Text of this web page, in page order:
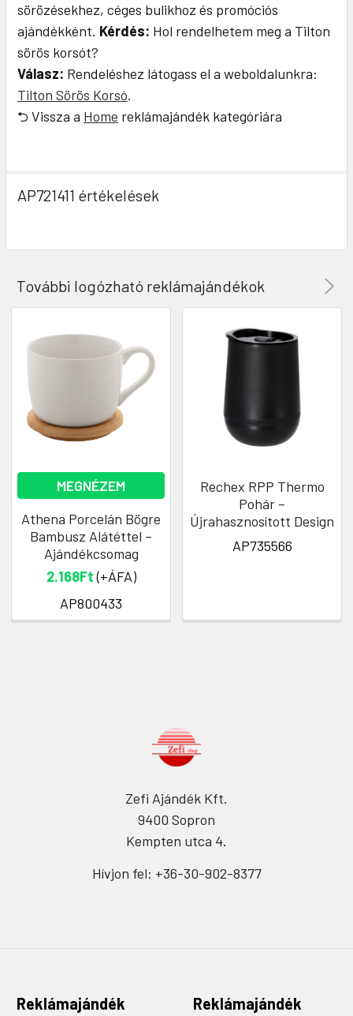
sörözésekhez, céges bulikhoz és promóciós
ajándékként. Kérdés: Hol rendelhetem meg a Tilton
sörös korsót?
Válasz: Rendeléshez látogass el a weboldalunkra:
Tilton Sörös Korsó.
⮌ Vissza a Home reklámajándék kategóriára
AP721411 értékelések
További logózható reklámajándékok
MEGNÉZEM
Athena Porcelán Bögre
Bambusz Alátéttel –
Ajándékcsomag
2.168Ft(+ÁFA)
AP800433
Rechex RPP Thermo
Pohár –
Újrahasznosított Design
AP735566
Zefi Ajándék Kft.
9400 Sopron
Kempten utca 4.
Hívjon fel: +36-30-902-8377
Reklámajándék
Reklámajándék